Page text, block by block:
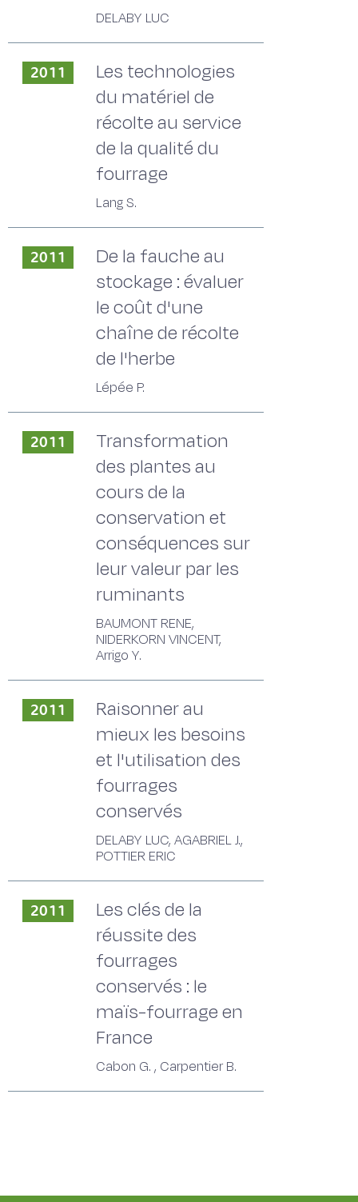
DELABY LUC
2011
Les technologies
du matériel de
récolte au service
de la qualité du
fourrage
Lang S.
2011
De la fauche au
stockage : évaluer
le coût d'une
chaîne de récolte
de l'herbe
Lépée P.
2011
Transformation
des plantes au
cours de la
conservation et
conséquences sur
leur valeur par les
ruminants
BAUMONT RENE,
NIDERKORN VINCENT,
Arrigo Y.
2011
Raisonner au
mieux les besoins
et l'utilisation des
fourrages
conservés
DELABY LUC, AGABRIEL J.,
POTTIER ERIC
2011
Les clés de la
réussite des
fourrages
conservés : le
maïs-fourrage en
France
Cabon G. , Carpentier B.